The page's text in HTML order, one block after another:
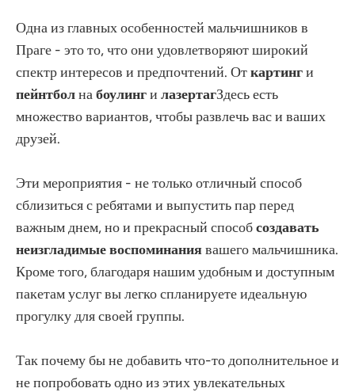
Одна из главных особенностей мальчишников в
Праге - это то, что они удовлетворяют широкий
спектр интересов и предпочтений. Откартинги
пейнтболнабоулинги лазертагЗдесь есть
множество вариантов, чтобы развлечь вас и ваших
друзей.
Эти мероприятия - не только отличный способ
сблизиться с ребятами и выпустить пар перед
важным днем, но и прекрасный способсоздавать
неизгладимые воспоминаниявашего мальчишника.
Кроме того, благодаря нашим удобным и доступным
пакетам услуг вы легко спланируете идеальную
прогулку для своей группы.
Так почему бы не добавить что-то дополнительное и
не попробовать одно из этих увлекательных